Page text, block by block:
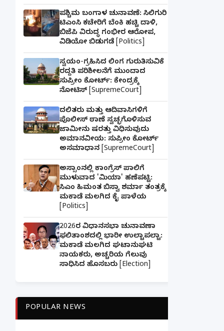
ಪಶ್ಚಿಮ ಬಂಗಾಳ ಚುನಾವಣೆ: ಸಿಲಿಗುರಿ
ಟಿಎಂಸಿ ಕಚೇರಿಗೆ ಬೆಂಕಿ ಹಚ್ಚಿ ದಾಳಿ,
ಬಿಜೆಪಿ ವಿರುದ್ಧ ಗಂಭೀರ ಆರೋಪ,
ವಿಡಿಯೋ ಬಿಡುಗಡೆ [Politics]
ಸ್ವಯಂ-ಗ್ರಹಿಸಿದ ಲಿಂಗ ಗುರುತಿಸುವಿಕೆ
ರದ್ದತಿ ಪರಿಶೀಲನೆಗೆ ಮುಂದಾದ
ಸುಪ್ರೀಂ ಕೋರ್ಟ್: ಕೇಂದ್ರಕ್ಕೆ
ನೋಟಿಸ್ [SupremeCourt]
ದಲಿತರು ಮತ್ತು ಆದಿವಾಸಿಗಳಿಗೆ
ಪೊಲೀಸ್ ಠಾಣೆ ಸ್ವಚ್ಛಗೊಳಿಸುವ
ಜಾಮೀನು ಷರತ್ತು ವಿಧಿಸುವುದು
ಅಮಾನವೀಯ: ಸುಪ್ರೀಂ ಕೋರ್ಟ್
ಅಸಮಾಧಾನ [SupremeCourt]
ಅಸ್ಸಾಂನಲ್ಲಿ ಕಾಂಗ್ರೆಸ್ ಪಾಲಿಗೆ
ಮುಳುವಾದ 'ಮಿಯಾ' ಹಣೆಪಟ್ಟಿ:
ಸಿಎಂ ಹಿಮಂತ ಬಿಸ್ವಾ ಶರ್ಮಾ ತಂತ್ರಕ್ಕೆ
ಮಕಾಡೆ ಮಲಗಿದ ಕೈ ಪಾಳೆಯ
[Politics]
2026ರ ವಿಧಾನಸಭಾ ಚುನಾವಣಾ
ಫಲಿತಾಂಶದಲ್ಲಿ ಭಾರೀ ಉಲ್ಟಾಪಲ್ಟಾ:
ಮಕಾಡೆ ಮಲಗಿದ ಘಟಾನುಘಟಿ
ನಾಯಕರು, ಅಚ್ಚರಿಯ ಗೆಲುವು
ಸಾಧಿಸಿದ ಹೊಸಬರು [Election]
POPULAR NEWS